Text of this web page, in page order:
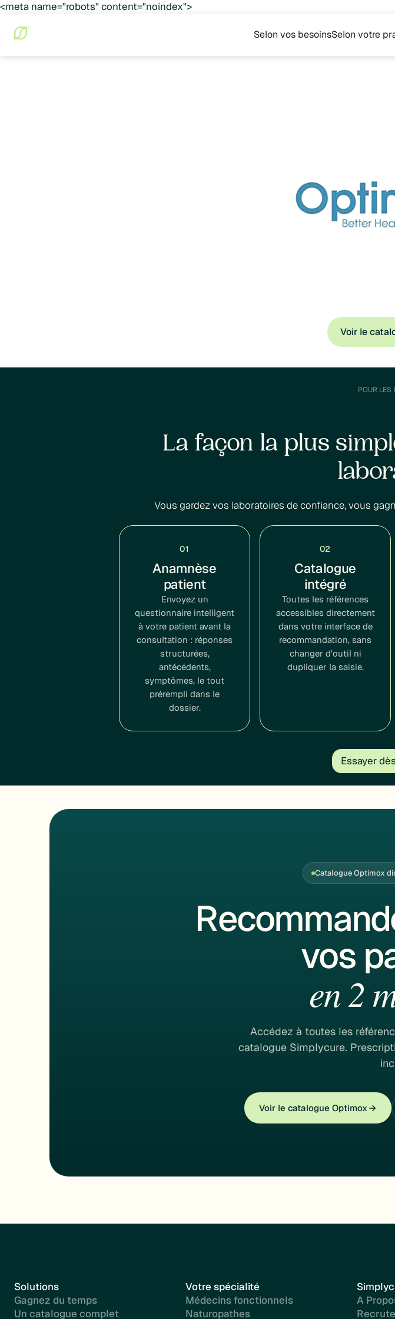
<meta name="robots" content="noindex">
Selon vos besoinsSelon votre
Voir le
POUR LES
La façon la plus
Vous gardez vos laboratoires de confiance, vous
01
Anamnèse
patient
Envoyez un
questionnaire intelligent
à votre patient avant la
consultation : réponses
structurées,
antécédents,
symptômes, le tout
prérempli dans le
dossier.
02
Catalogue
intégré
Toutes les références
accessibles directement
dans votre interface de
recommandation, sans
changer d'outil ni
dupliquer la saisie.
Essayer
Catalogue Optimox
vos
en 2
Accédez à toutes les
catalogue Simplycure.
Voir le catalogue Optimox
Solutions
Gagnez du temps
Un catalogue complet
Votre spécialité
Médecins fonctionnels
Naturopathes
A